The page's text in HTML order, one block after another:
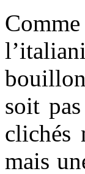
soit
clichés
mais